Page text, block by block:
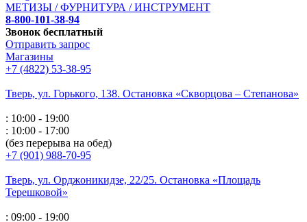
МЕТИЗЫ / ФУРНИТУРА / ИНСТРУМЕНТ
8-800-101-38-94
Звонок бесплатный
Отправить запрос
Магазины
+7 (4822) 53-38-95
Тверь, ул. Горького, 138. Остановка «Скворцова – Степанова»
: 10:00 - 19:00
: 10:00 - 17:00
(без перерыва на обед)
+7 (901) 988-70-95
Тверь, ул. Орджоникидзе, 22/25. Остановка «Площадь
Терешковой»
: 09:00 - 19:00